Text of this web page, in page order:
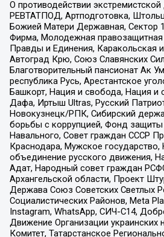
О противодействии экстремистской
РЕВТАТПОД, Артподготовка,
Божией Матери Державная, Сектор
Фирма, Молодежная
Правды и Единения, Каракольская
Автоград Крю, Союз Славянских
Благотворительный пансионат Ак
республика Русь, Арестантское
Башкорт, Нация и свобода, Нация и
Дафа, Иртыш Ultras, Русский
Новокузнецк/РПК, Сибирский
борьбы с коррупцией, Фонд
Навального, Совет граждан СССР
Краснодара, Мужское государство,
объединение русского движения,
Адат, Народный совет граждан
Архангельской области, Проект
Держава Союз Советских Светлых
Социалистических Районов, Meta
Instagram, WhatsApp, СИЧ-С14,
Движение Организации украинских
Комитет, Татарстанское